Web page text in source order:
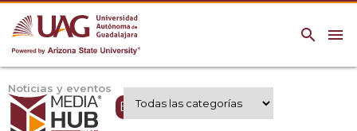
menu
search
Noticias y eventos
Expertos UAG